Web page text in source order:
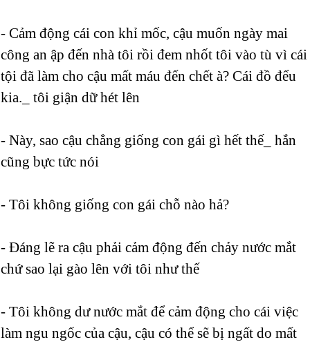
- Cảm động cái con khỉ mốc, cậu muốn ngày mai
công an ập đến nhà tôi rồi đem nhốt tôi vào tù vì cái
tội đã làm cho cậu mất máu đến chết à? Cái đồ đểu
kia._ tôi giận dữ hét lên
- Này, sao cậu chẳng giống con gái gì hết thế_ hắn
cũng bực tức nói
- Tôi không giống con gái chỗ nào hả?
- Đáng lẽ ra cậu phải cảm động đến chảy nước mắt
chứ sao lại gào lên với tôi như thế
- Tôi không dư nước mắt để cảm động cho cái việc
làm ngu ngốc của cậu, cậu có thể sẽ bị ngất do mất